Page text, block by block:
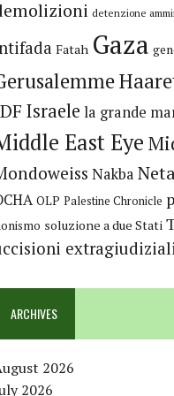
detenzione
Fatah Gaza
Israele la grande
East Eye
Nakba
OLP Palestine Chronicle
soluzione a due Stati
ARCHIVES
2026
2026